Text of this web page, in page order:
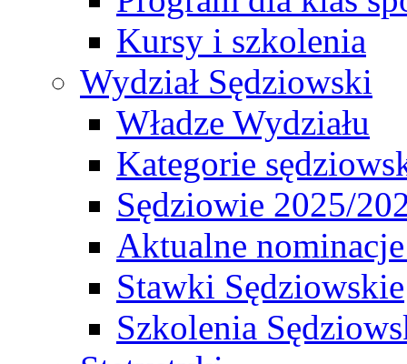
Kursy i szkolenia
Wydział Sędziowski
Władze Wydziału
Kategorie
Sędziowie 2025/
Aktualne
Stawki Sędziowskie
Szkolenia